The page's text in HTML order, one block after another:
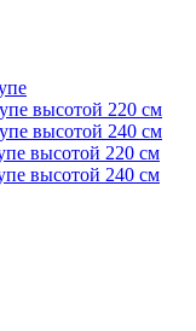
высотой 220 см
высотой 240 см
высотой 220 см
высотой 240 см